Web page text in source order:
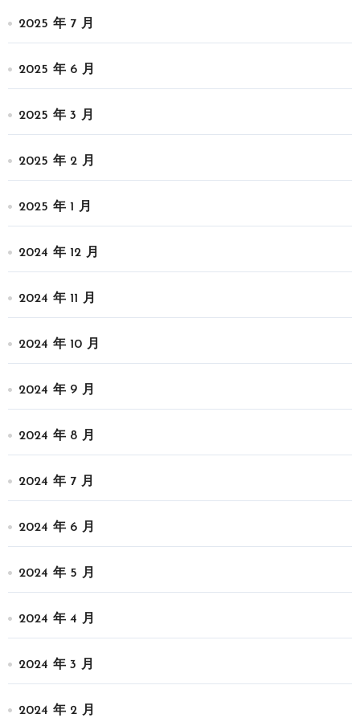
2025 年 7 月
2025 年 6 月
2025 年 3 月
2025 年 2 月
2025 年 1 月
2024 年 12 月
2024 年 11 月
2024 年 10 月
2024 年 9 月
2024 年 8 月
2024 年 7 月
2024 年 6 月
2024 年 5 月
2024 年 4 月
2024 年 3 月
2024 年 2 月